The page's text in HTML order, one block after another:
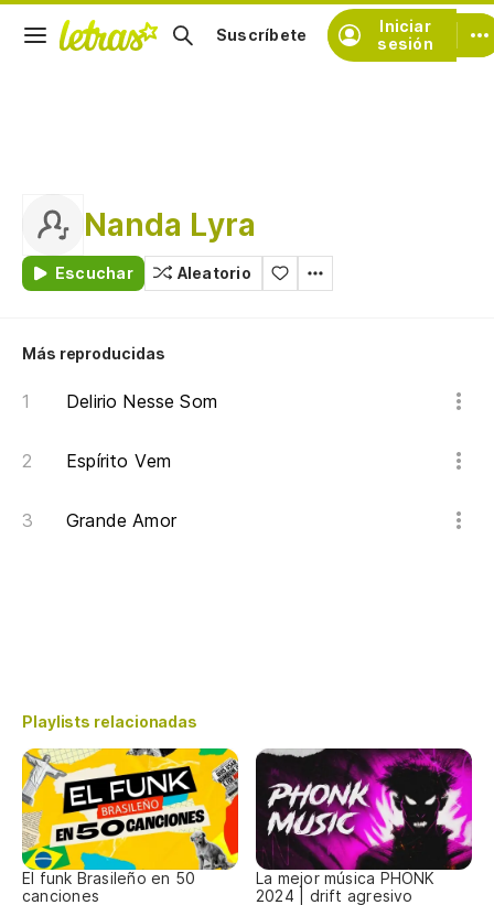
Iniciar
sesión
Suscríbete
Nanda Lyra
Escuchar Aleatorio
Más reproducidas
Delirio Nesse Som
Espírito Vem
Grande Amor
Playlists relacionadas
El funk Brasileño en 50
canciones
La mejor música PHONK
2024 | drift agresivo